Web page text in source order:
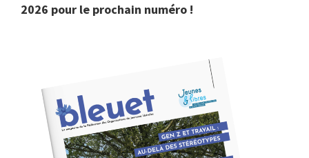
2026 pour le prochain numéro !